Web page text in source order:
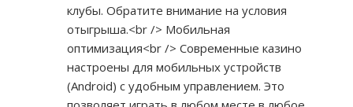
клубы. Обратите внимание на условия
отыгрыша.<br /> Мобильная
оптимизация<br /> Современные казино
настроены для мобильных устройств
(Android) с удобным управлением. Это